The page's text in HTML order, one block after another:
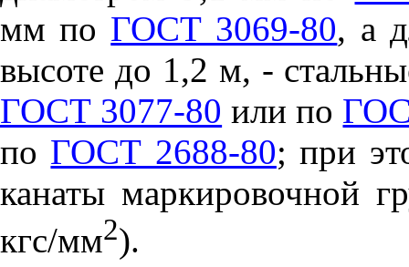
мм по ГОСТ 3069-80, а
высоте до 1,2 м, -
ГОСТ 3077-80 или по
по ГОСТ 2688-80; при
канаты маркировочной
кгс/мм2).